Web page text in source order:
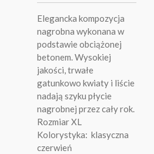
Elegancka kompozycja
nagrobna wykonana w
podstawie obciążonej
betonem. Wysokiej
jakości, trwałe
gatunkowo kwiaty i liście
nadają szyku płycie
nagrobnej przez cały rok.
Rozmiar XL
Kolorystyka: klasyczna
czerwień